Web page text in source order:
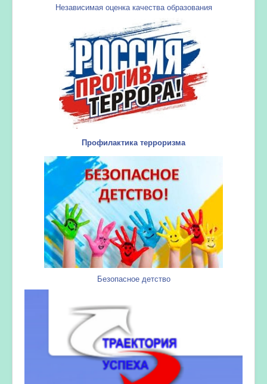
Независимая оценка качества образования
Профилактика терроризма
Безопасное детство